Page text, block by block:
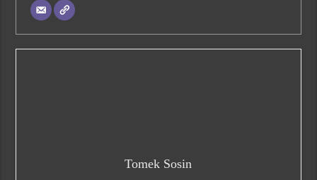
Tomek Sosin